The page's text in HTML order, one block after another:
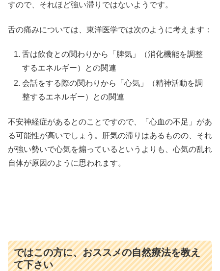
すので、それほど強い滞りではないようです。
舌の痛みについては、東洋医学では次のように考えます：
舌は飲食との関わりから「脾気」（消化機能を調整
するエネルギー）との関連
会話をする際の関わりから「心気」（精神活動を調
整するエネルギー）との関連
不安神経症があるとのことですので、「心血の不足」があ
る可能性が高いでしょう。肝気の滞りはあるものの、それ
が強い勢いで心気を煽っているというよりも、心気の乱れ
自体が原因のように思われます。
ではこの方に、おススメの自然療法を教え
て下さい